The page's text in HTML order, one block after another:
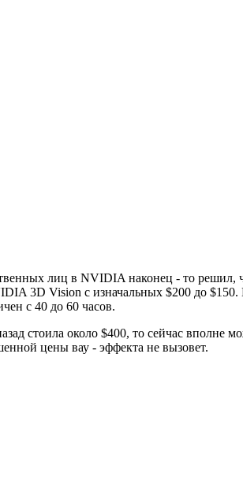
лиц в NVIDIA наконец - то решил,
3D Vision с изначальных $200 до
с 40 до 60 часов.
стоила около $400, то сейчас вполне
цены вау - эффекта не вызовет.